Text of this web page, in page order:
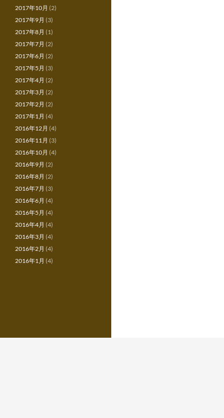
2017年10月 (2)
2017年9月 (3)
2017年8月 (1)
2017年7月 (2)
2017年6月 (2)
2017年5月 (3)
2017年4月 (2)
2017年3月 (2)
2017年2月 (2)
2017年1月 (4)
2016年12月 (4)
2016年11月 (3)
2016年10月 (4)
2016年9月 (2)
2016年8月 (2)
2016年7月 (3)
2016年6月 (4)
2016年5月 (4)
2016年4月 (4)
2016年3月 (4)
2016年2月 (4)
2016年1月 (4)